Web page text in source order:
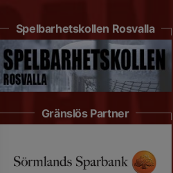
Spelbarhetskollen Rosvalla
Gränslös Partner